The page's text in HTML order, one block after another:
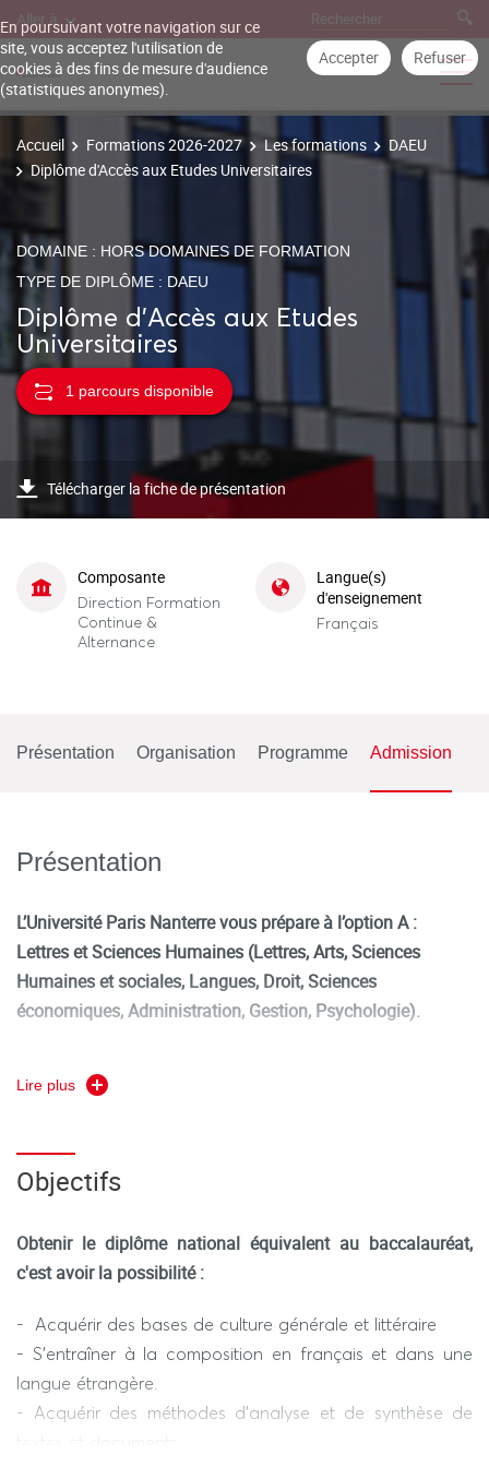
En poursuivant votre navigation sur ce
site, vous acceptez l'utilisation de
cookies à des fins de mesure d'audience
(statistiques anonymes).
Accepter Refuser
Aller à
Accueil Formations 2026-2027 Les formations
DAEU
Diplôme d'Accès aux Etudes Universitaires
DOMAINE : HORS DOMAINES DE FORMATION
TYPE DE DIPLÔME : DAEU
Diplôme d'Accès aux Etudes
Universitaires
1 parcours disponible
Télécharger la fiche de présentation
Composante
Direction Formation
Continue &
Alternance
Langue(s)
d'enseignement
Français
Présentation Organisation Programme Admission
Présentation
L’Université Paris Nanterre vous prépare à l’option A :
Lettres et Sciences Humaines (Lettres, Arts, Sciences
Humaines et sociales, Langues, Droit, Sciences
économiques, Administration, Gestion, Psychologie).
est un diplôme national, régi par un décret de 1994
Équivalent du baccalauréat général, ce diplôme est
reconnu par les conventions collectives (diplôme de
dans des études universitaires ou qui envisagent de se
présenter aux divers concours pour lesquels le
Lire plus
Objectifs
Obtenir le diplôme national équivalent au baccalauréat,
c'est avoir la possibilité :
- Acquérir des bases de culture générale et littéraire
- S'entraîner à la composition en français et dans une
langue étrangère.
- Acquérir des méthodes d'analyse et de synthèse de